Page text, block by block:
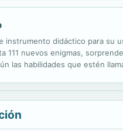
instrumento didáctico para su
111 nuevos enigmas,
las habilidades que estén